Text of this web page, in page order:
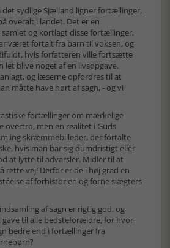
det sydlige Sjælland ligner fortællinger,
overalt i landet. Det er en
og kortlagt disse fortællinger,
været fortalt fra barn til voksen, og
hvis forfatteren ville fortsætte
let blive noget af en livsopgave.
og læserne opfordres til at
måtte have hørt af sagn, - og vi
fortællinger om mærkelige
overtro, men en realitet i Guds
skræmmebilleder, der fortalte
hvis man bar sig dumdristigt eller
at lytte til advarsler. Midler til at
rette vej! Derfor er de i høj grad en
af forhistorien og forne slægters
af sagn er rigtig god, og
gave til alle bedsteforældre, for hvor
bedre end i fortællinger fra